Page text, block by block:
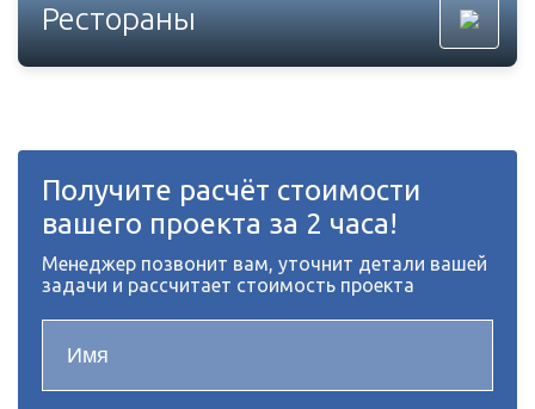
Рестораны
Получите расчёт стоимости
вашего проекта за 2 часа!
Менеджер позвонит вам, уточнит детали вашей
задачи и рассчитает стоимость проекта